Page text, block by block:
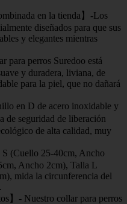
en la tienda】-Los
diseñados para que sus
y elegantes mientras
para perros Suredoo está
y duradera, liviana, de
para la piel, que no dañará
en D de acero inoxidable y
de seguridad de liberación
de alta calidad, muy
S (Cuello 25-40cm, Ancho
Ancho 2cm), Talla L
mida la circunferencia del
】- Nuestro collar para perros